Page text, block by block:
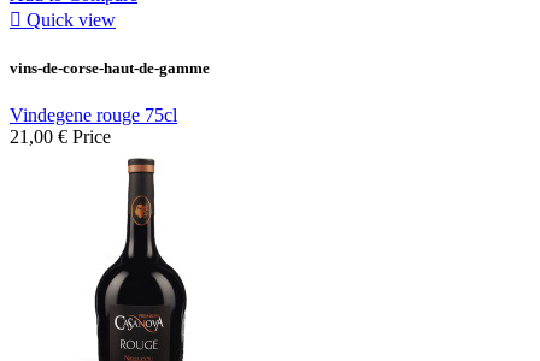
 Quick view
vins-de-corse-haut-de-gamme
Vindegene rouge 75cl
21,00 € Price